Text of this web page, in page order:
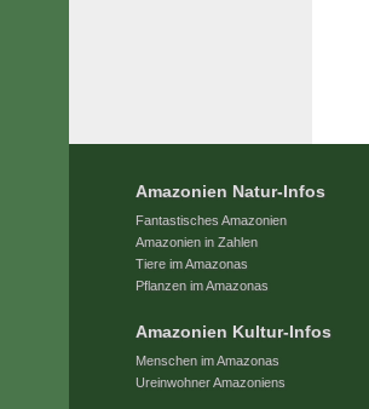
Amazonien Natur-Infos
Fantastisches Amazonien
Amazonien in Zahlen
Tiere im Amazonas
Pflanzen im Amazonas
Amazonien Kultur-Infos
Menschen im Amazonas
Ureinwohner Amazoniens